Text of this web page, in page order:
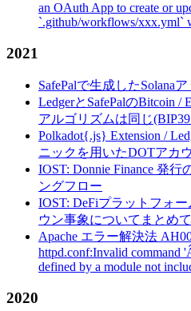
an OAuth App to create or
`.github/workflows/xxx.yml`
2021
SafePalで生成したSolana
LedgerとSafePalのBitcoin /
アルゴリズムは同じ
Polkadot{.js} Extension /
ニックを用いたDOTアカ
IOST: Donnie Finance 発
ングフロー
IOST: DeFiプラットフォ
ウン事象についてまとめ
Apache エラー解決法
httpd.conf:Invalid command
defined by a module not
2020